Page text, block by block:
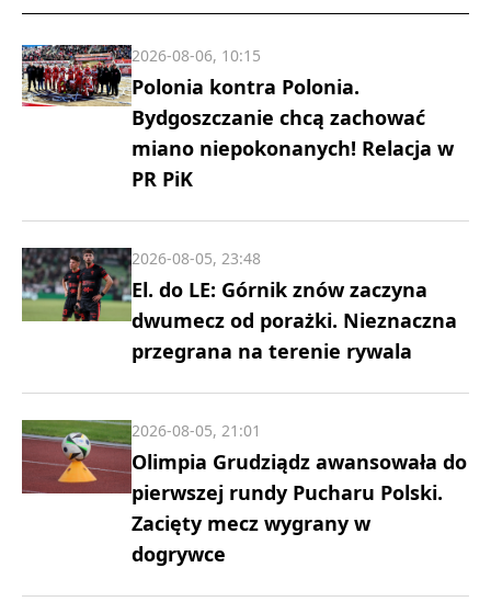
Polonia kontra Polonia.
Bydgoszczanie chcą zachować
miano niepokonanych! Relacja w
PR PiK
2026-08-06, 10:15
El. do LE: Górnik znów zaczyna
dwumecz od porażki. Nieznaczna
przegrana na terenie rywala
2026-08-05, 23:48
Olimpia Grudziądz awansowała do
pierwszej rundy Pucharu Polski.
Zacięty mecz wygrany w
dogrywce
2026-08-05, 21:01